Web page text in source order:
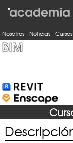
Nosotros Noticias Cursos